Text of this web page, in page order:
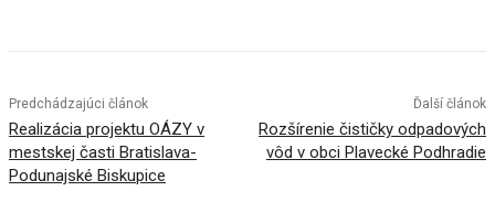
Predchádzajúci článok
Realizácia projektu OÁZY v
mestskej časti Bratislava-
Podunajské Biskupice
Ďalší článok
Rozšírenie čističky odpadových
vôd v obci Plavecké Podhradie